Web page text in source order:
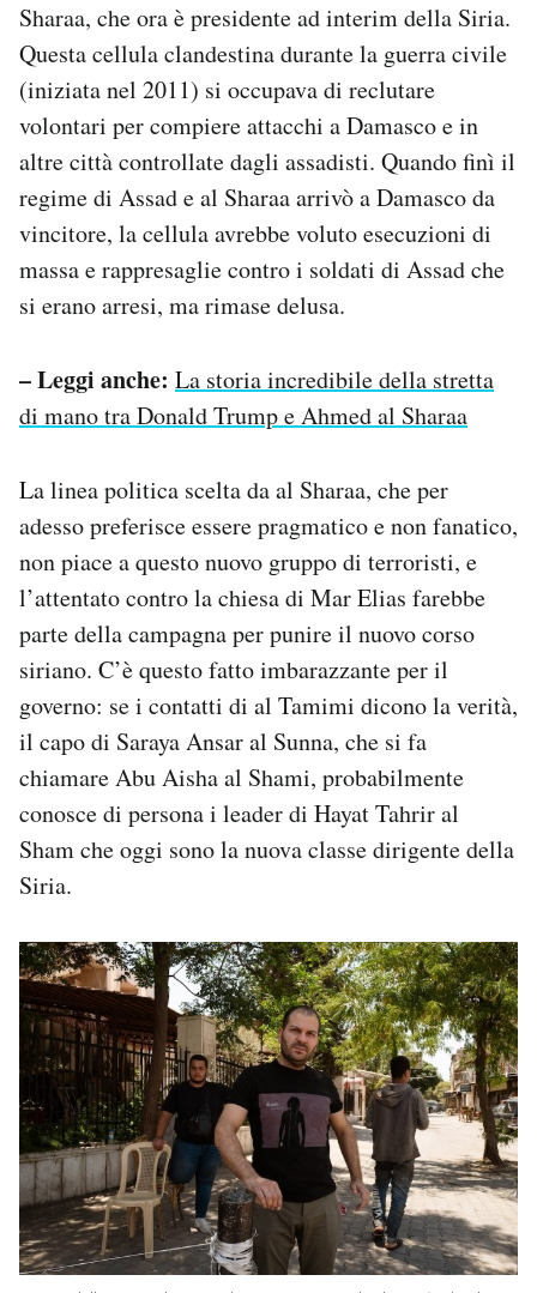
Sharaa, che ora è presidente ad interim della Siria.
Questa cellula clandestina durante la guerra civile
(iniziata nel 2011) si occupava di reclutare
volontari per compiere attacchi a Damasco e in
altre città controllate dagli assadisti. Quando finì il
regime di Assad e al Sharaa arrivò a Damasco da
vincitore, la cellula avrebbe voluto esecuzioni di
massa e rappresaglie contro i soldati di Assad che
si erano arresi, ma rimase delusa.
– Leggi anche: La storia incredibile della stretta
di mano tra Donald Trump e Ahmed al Sharaa
La linea politica scelta da al Sharaa, che per
adesso preferisce essere pragmatico e non fanatico,
non piace a questo nuovo gruppo di terroristi, e
l’attentato contro la chiesa di Mar Elias farebbe
parte della campagna per punire il nuovo corso
siriano. C’è questo fatto imbarazzante per il
governo: se i contatti di al Tamimi dicono la verità,
il capo di Saraya Ansar al Sunna, che si fa
chiamare Abu Aisha al Shami, probabilmente
conosce di persona i leader di Hayat Tahrir al
Sham che oggi sono la nuova classe dirigente della
Siria.